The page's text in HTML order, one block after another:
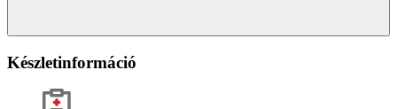
Készletinformáció